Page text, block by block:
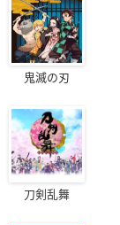
鬼滅の刃
刀剣乱舞